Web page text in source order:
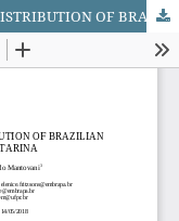
CLIMATIC ASPECTS RELATED TO THE DISTRIBUTION OF BRAZILIAN PINE IN THE STATE OF SANTA CATARINA